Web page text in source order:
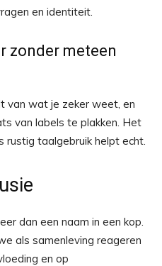
en identiteit.
zonder meteen
van wat je zeker weet, en
van labels te plakken. Het
rustig taalgebruik helpt echt.
dan een naam in een kop.
als samenleving reageren
en op